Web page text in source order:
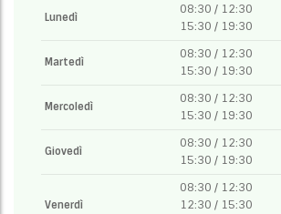
Lunedì
08:30 / 12:30
15:30 / 19:30
Martedì
08:30 / 12:30
15:30 / 19:30
Mercoledì
08:30 / 12:30
15:30 / 19:30
Giovedì
08:30 / 12:30
15:30 / 19:30
Venerdì
08:30 / 12:30
12:30 / 15:30